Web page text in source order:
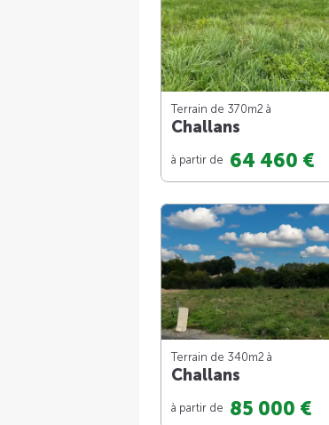
Terrain de 370m2 à
Challans
à partir de 64 460 €
Terrain de 340m2 à
Challans
à partir de 85 000 €